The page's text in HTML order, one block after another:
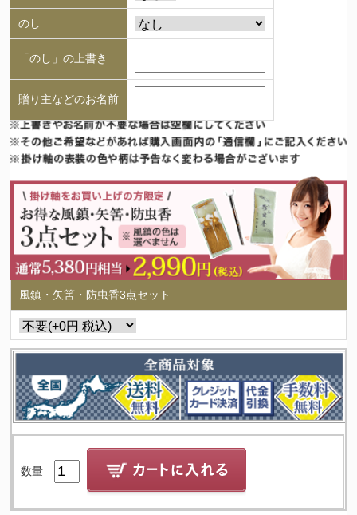
のし
「のし」の上書き
贈り主などのお名前
風鎮・矢筈・防虫香3点セット
数量